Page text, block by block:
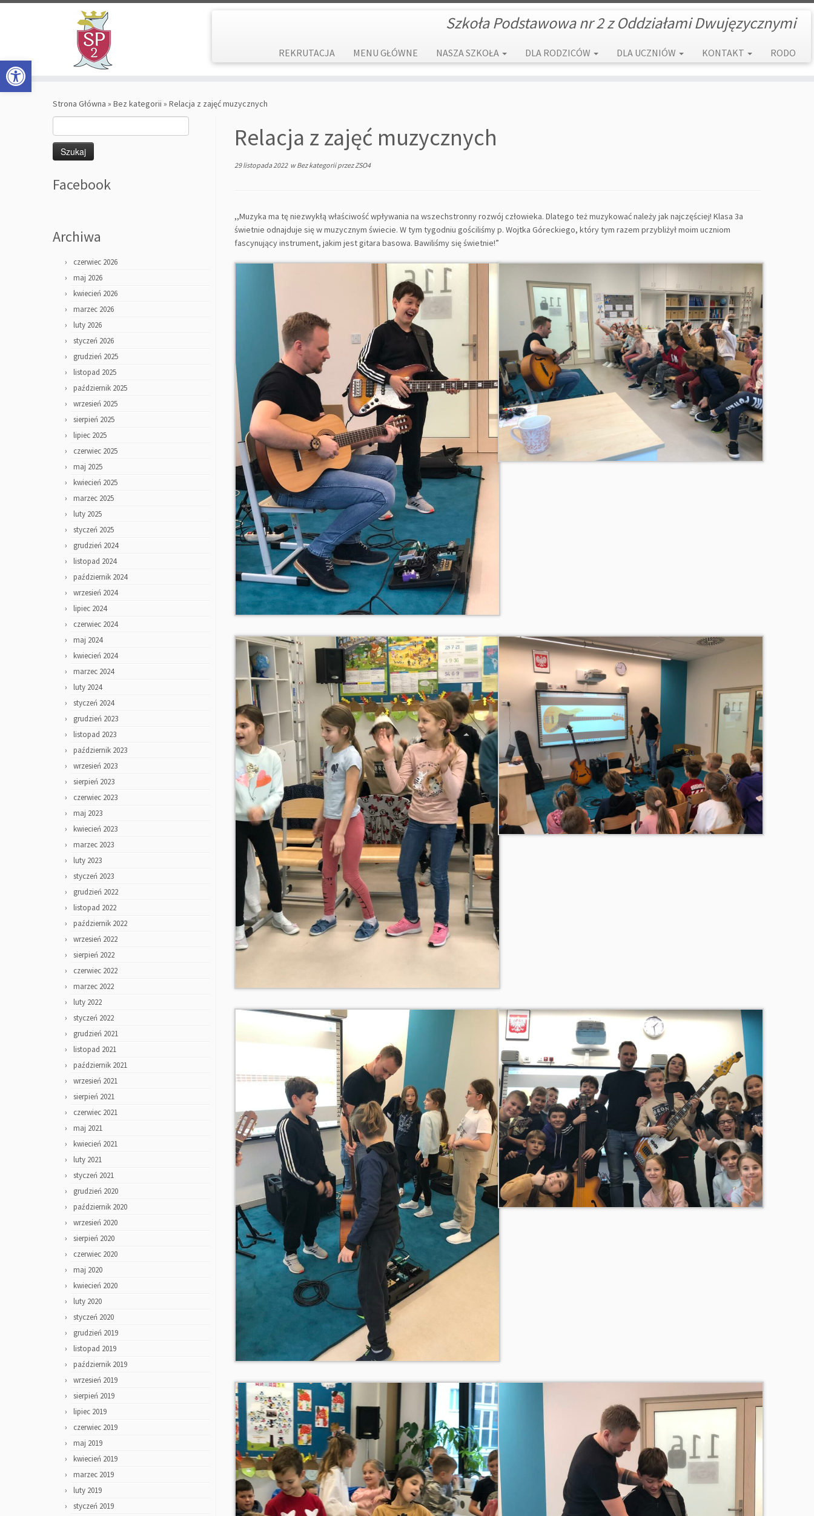
Open toolbar
Skip
Szkoła Podstawowa nr 2 z Oddziałami Dwujęzycznymi
REKRUTACJA MENU GŁÓWNE NASZA SZKOŁA DLA RODZICÓW DLA UCZNIÓW KONTAKT RODO
Strona Główna » Bez kategorii » Relacja z zajęć muzycznych
Facebook
Archiwa
czerwiec 2026
maj 2026
kwiecień 2026
marzec 2026
luty 2026
styczeń 2026
grudzień 2025
listopad 2025
październik 2025
wrzesień 2025
sierpień 2025
lipiec 2025
czerwiec 2025
maj 2025
kwiecień 2025
marzec 2025
luty 2025
styczeń 2025
grudzień 2024
listopad 2024
październik 2024
wrzesień 2024
lipiec 2024
czerwiec 2024
maj 2024
kwiecień 2024
marzec 2024
luty 2024
styczeń 2024
grudzień 2023
listopad 2023
październik 2023
wrzesień 2023
sierpień 2023
czerwiec 2023
maj 2023
kwiecień 2023
marzec 2023
luty 2023
styczeń 2023
grudzień 2022
listopad 2022
październik 2022
wrzesień 2022
sierpień 2022
czerwiec 2022
marzec 2022
luty 2022
styczeń 2022
grudzień 2021
listopad 2021
październik 2021
wrzesień 2021
sierpień 2021
czerwiec 2021
maj 2021
kwiecień 2021
luty 2021
styczeń 2021
grudzień 2020
październik 2020
wrzesień 2020
sierpień 2020
czerwiec 2020
maj 2020
kwiecień 2020
luty 2020
styczeń 2020
grudzień 2019
listopad 2019
październik 2019
wrzesień 2019
sierpień 2019
lipiec 2019
czerwiec 2019
maj 2019
kwiecień 2019
marzec 2019
luty 2019
styczeń 2019
Relacja z zajęć muzycznych
29 listopada 2022wBez kategoriiprzezZSO4
,,Muzyka ma tę niezwykłą właściwość wpływania na wszechstronny rozwój człowieka. Dlatego też muzykować należy jak najczęściej! Klasa 3a
świetnie odnajduje się w muzycznym świecie. W tym tygodniu gościliśmy p. Wojtka Góreckiego, który tym razem przybliżył moim uczniom
fascynujący instrument, jakim jest gitara basowa. Bawiliśmy się świetnie!”